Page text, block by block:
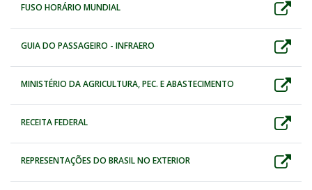
FUSO HORÁRIO MUNDIAL
GUIA DO PASSAGEIRO - INFRAERO
MINISTÉRIO DA AGRICULTURA, PEC. E ABASTECIMENTO
RECEITA FEDERAL
REPRESENTAÇÕES DO BRASIL NO EXTERIOR